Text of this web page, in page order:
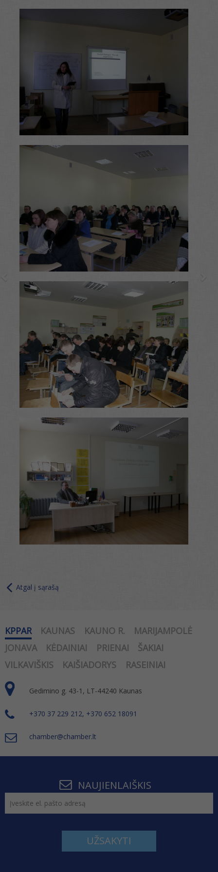
Atgal į sąrašą
KPPAR KAUNAS KAUNO R.
MARIJAMPOLĖ
JONAVA
KĖDAINIAI PRIENAI
ŠAKIAI
VILKAVIŠKIS
KAIŠIADORYS RASEINIAI
Gedimino g. 43-1, LT-44240 Kaunas
+370 37 229 212, +370 652 18091
chamber@chamber.lt
NAUJIENLAIŠKIS
UŽSAKYTI